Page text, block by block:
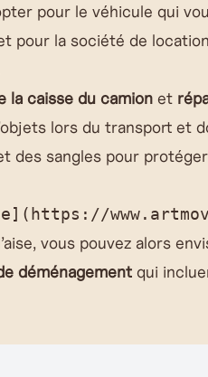
pour le véhicule qui
pour la société de
la caisse du camion et
lors du transport et
des sangles pour
vous pouvez alors
déménagement qui